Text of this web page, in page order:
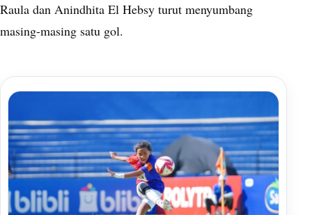
Raula dan Anindhita El Hebsy turut menyumbang
masing-masing satu gol.